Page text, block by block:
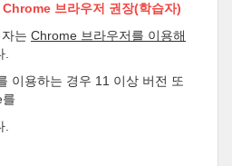
Chrome 브라우저 권장(학습자)
는 Chrome 브라우저를 이용해
이용하는 경우 11 이상 버전 또